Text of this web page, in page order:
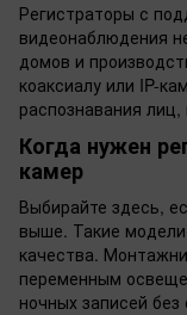
Регистраторы с
видеонаблюдения
домов и
коаксиалу или IP-
распознавания
Когда нужен
камер
Выбирайте здесь,
выше. Такие
качества.
переменным
ночных записей